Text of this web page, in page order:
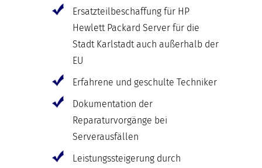
Ersatzteilbeschaffung für HP
Hewlett Packard Server für die
Stadt Karlstadt auch außerhalb der
EU
Erfahrene und geschulte Techniker
Dokumentation der
Reparaturvorgänge bei
Serverausfällen
Leistungssteigerung durch